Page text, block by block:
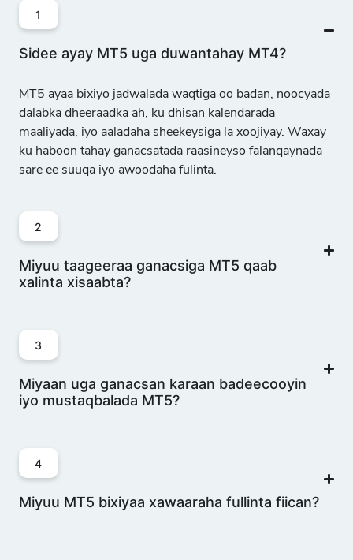
1
Sidee ayay MT5 uga duwantahay MT4?
MT5 ayaa bixiyo jadwalada waqtiga oo badan, noocyada
dalabka dheeraadka ah, ku dhisan kalendarada
maaliyada, iyo aaladaha sheekeysiga la xoojiyay. Waxay
ku haboon tahay ganacsatada raasineyso falanqaynada
sare ee suuqa iyo awoodaha fulinta.
2
Miyuu taageeraa ganacsiga MT5 qaab
xalinta xisaabta?
3
Miyaan uga ganacsan karaan badeecooyin
iyo mustaqbalada MT5?
4
Miyuu MT5 bixiyaa xawaaraha fullinta fiican?